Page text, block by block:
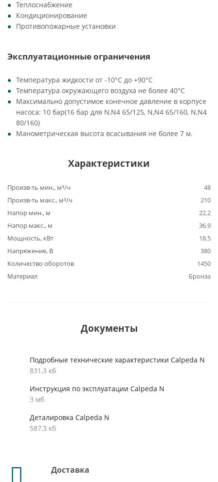
Теплоснабжение
Кондиционирование
Противопожарные установки
Эксплуатационные ограничения
Температура жидкости от -10°C до +90°C
Температура окружающего воздуха не более 40°C
Максимально допустимое конечное давление в корпусе
насоса: 10 бар(16 бар для N,N4 65/125, N,N4 65/160, N,N4
80/160)
Манометрическая высота всасывания не более 7 м.
Характеристики
Произв-ть мин., м³/ч
48
Произв-ть макс., м³/ч
210
Напор мин., м
22.2
Напор макс., м
36.9
Мощность, кВт
18.5
Напряжение, В
380
Количество оборотов
1450
Материал
Бронза
Документы
Подробные технические характеристики Calpeda N
831,3 кб
Инструкция по эксплуатации Calpeda N
3 мб
Деталировка Calpeda N
587,3 кб
Доставка